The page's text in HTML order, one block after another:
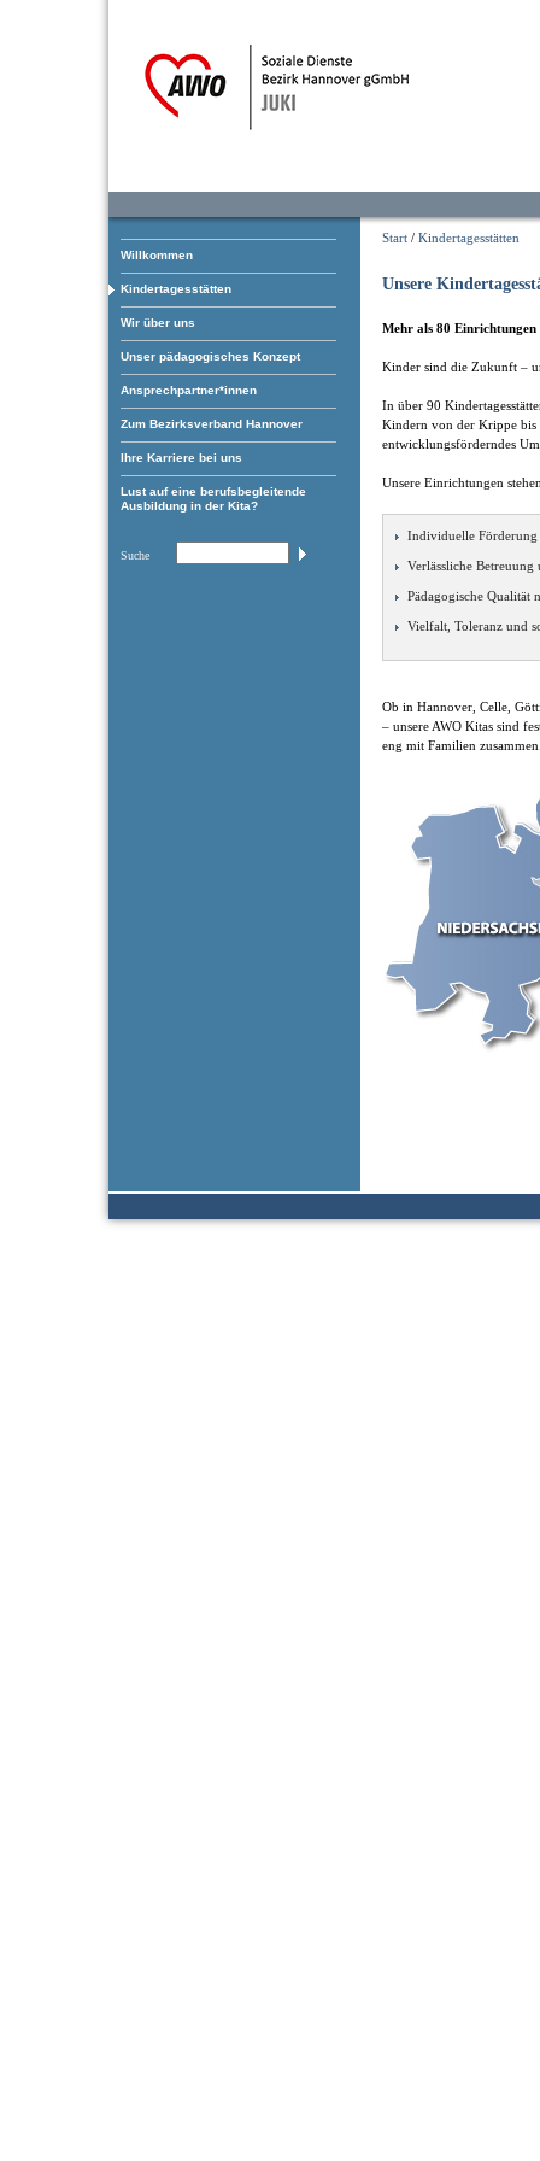
Willkommen
Kindertagesstätten
Wir über uns
Unser pädagogisches Konzept
Ansprechpartner*innen
Zum Bezirksverband Hannover
Ihre Karriere bei uns
Lust auf eine berufsbegleitende
Ausbildung in der Kita?
Suche
Start / Kindertagesstätten
Unsere
Mehr als 80 Einrichtungen
Kinder sind die Zukunft –
In über 90
Kindern von der Krippe bis
entwicklungsförderndes
Unsere Einrichtungen
Individuelle Förderung
Verlässliche
Pädagogische Qualität
Vielfalt, Toleranz und
Ob in Hannover, Celle,
– unsere AWO Kitas sind
eng mit Familien